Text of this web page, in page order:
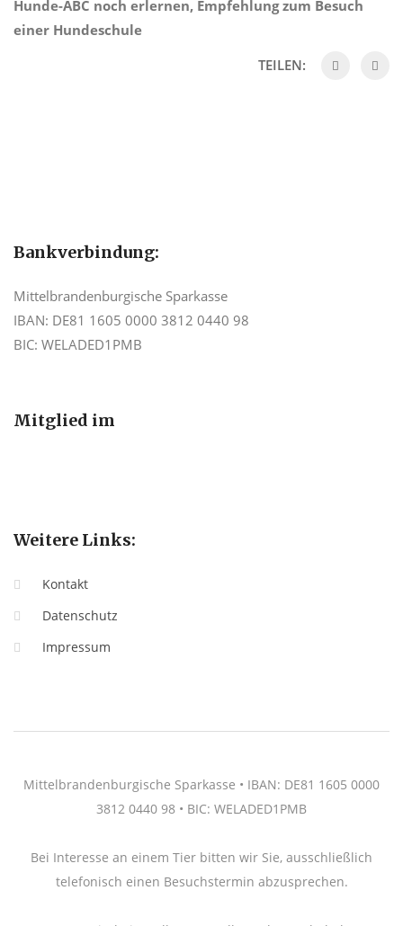
Hunde-ABC noch erlernen, Empfehlung zum Besuch
einer Hundeschule
TEILEN:
Bankverbindung:
Mittelbrandenburgische Sparkasse
IBAN: DE81 1605 0000 3812 0440 98
BIC: WELADED1PMB
Mitglied im
Weitere Links:
Kontakt
Datenschutz
Impressum
Mittelbrandenburgische Sparkasse • IBAN: DE81 1605 0000
3812 0440 98 • BIC: WELADED1PMB
Bei Interesse an einem Tier bitten wir Sie, ausschließlich
telefonisch einen Besuchstermin abzusprechen.